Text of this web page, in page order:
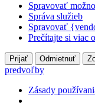
Spravovať
Správa služieb
Spravovať
Prečítajte si viac
Prijať Odmietnuť
predvoľby
Zásady